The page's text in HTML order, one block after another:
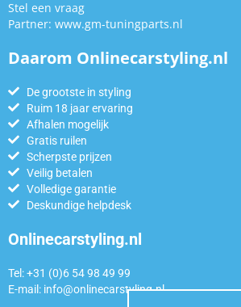
Stel een vraag
Partner: www.gm-tuningparts.nl
Daarom Onlinecarstyling.nl
De grootste in styling
Ruim 18 jaar ervaring
Afhalen mogelijk
Gratis ruilen
Scherpste prijzen
Veilig betalen
Volledige garantie
Deskundige helpdesk
Onlinecarstyling.nl
Tel: +31 (0)6 54 98 49 99
E-mail: info@onlinecarstyling.nl